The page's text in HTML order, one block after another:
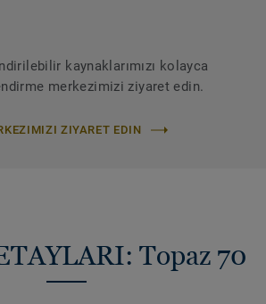
kaynaklarımızı kolayca
merkezimizi ziyaret edin.
ZIYARET EDIN
Topaz 70